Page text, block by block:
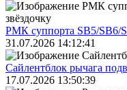
РМК суппорта SB5/SB6/
31.07.2026 14:12:41
Сайлентблок рычага
17.07.2026 13:50:39